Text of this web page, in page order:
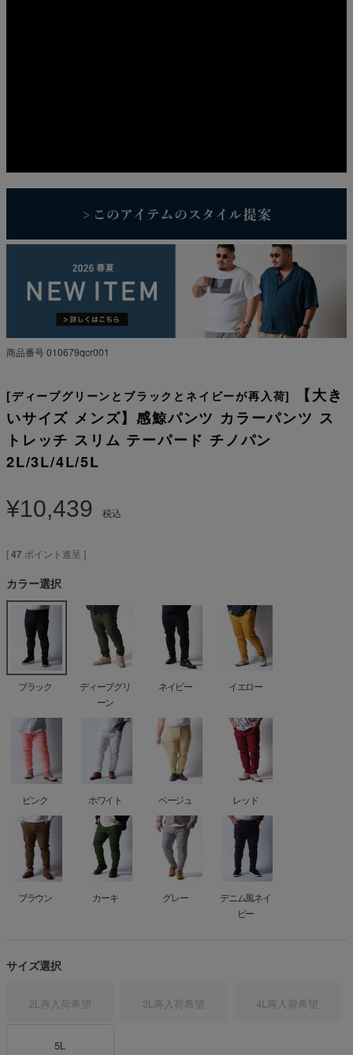
商品番号010679qcr001
[ディープグリーンとブラックとネイビーが再入荷]
【大き
いサイズ メンズ】感鯨パンツ カラーパンツ ス
トレッチ スリム テーパード チノパン
2L/3L/4L/5L
¥10,439 税込
[47 ポイント進呈 ]
カラー選択
ブラック
ディープグリ
ーン
ネイビー イエロー
ピンク ホワイト ベージュ レッド
ブラウン カーキ グレー
デニム風ネイ
ビー
サイズ選択
2L 再入荷希望 3L 再入荷希望 4L 再入荷希望
5L